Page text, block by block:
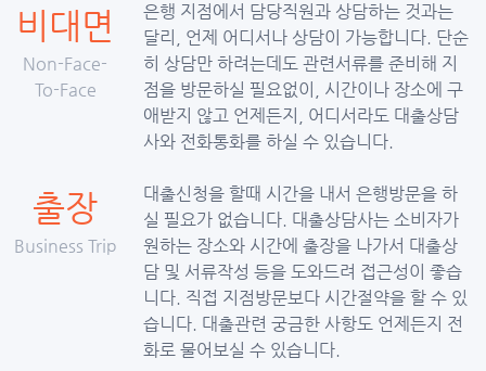
비대면
Non-Face-
To-Face
은행 지점에서 담당직원과 상담하는 것과는
달리, 언제 어디서나 상담이 가능합니다. 단순
히 상담만 하려는데도 관련서류를 준비해 지
점을 방문하실 필요없이, 시간이나 장소에 구
애받지 않고 언제든지, 어디서라도 대출상담
사와 전화통화를 하실 수 있습니다.
출장
Business Trip
대출신청을 할때 시간을 내서 은행방문을 하
실 필요가 없습니다. 대출상담사는 소비자가
원하는 장소와 시간에 출장을 나가서 대출상
담 및 서류작성 등을 도와드려 접근성이 좋습
니다. 직접 지점방문보다 시간절약을 할 수 있
습니다. 대출관련 궁금한 사항도 언제든지 전
화로 물어보실 수 있습니다.